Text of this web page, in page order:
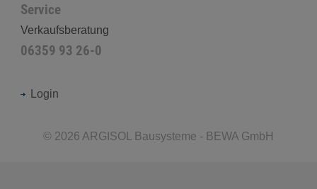
Service
Verkaufsberatung
06359 93 26-0
Login
© 2026 ARGISOL Bausysteme - BEWA GmbH